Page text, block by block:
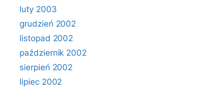
luty 2003
grudzień 2002
listopad 2002
październik 2002
sierpień 2002
lipiec 2002